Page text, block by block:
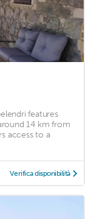
features
14 km from
access to a
Verifica disponibilità